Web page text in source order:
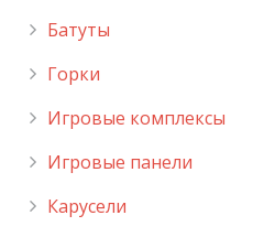
Батуты
Горки
Игровые комплексы
Игровые панели
Карусели